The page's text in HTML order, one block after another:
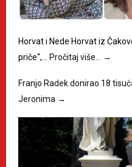
Horvat i Nede Horvat iz
priče“,… Pročitaj više… →
Franjo Radek donirao 18
Jeronima →